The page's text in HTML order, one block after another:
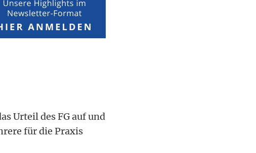
Urteil des FG auf und
für die Praxis